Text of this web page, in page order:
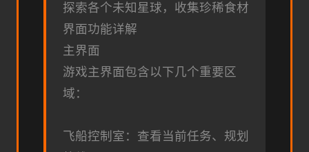
探索各个未知星球，收集珍稀食材
界面功能详解
主界面
游戏主界面包含以下几个重要区
域：
飞船控制室：查看当前任务、规划